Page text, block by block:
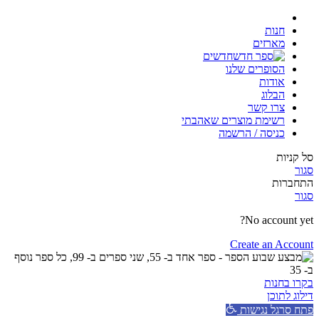
חנות
מארזים
חדשים
הסופרים שלנו
אודות
הבלוג
צרו קשר
רשימת מוצרים שאהבתי
כניסה / הרשמה
סל קניות
סגור
התחברות
סגור
No account yet?
Create an Account
בקרו בחנות
דילוג לתוכן
פתח סרגל נגישות